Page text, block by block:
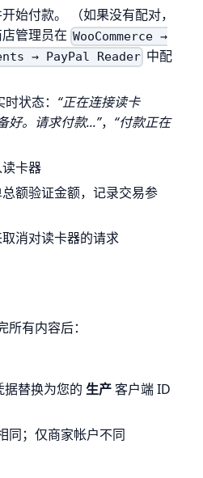
始付款。 （如果没有配对，
管理员在 WooCommerce →
→ PayPal Reader 中配
状态： “正在连接读卡
好。请求付款...”， “付款正在
卡器
额验证金额，记录交易参
取消对读卡器的请求
有内容后：
替换为您的 生产客户端 ID
同；仅商家帐户不同